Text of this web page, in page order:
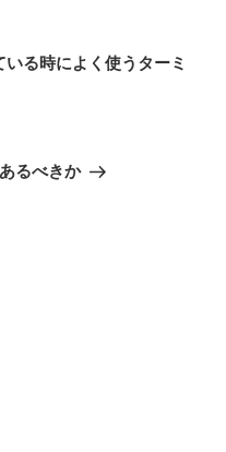
る時によく使うターミ
るべきか